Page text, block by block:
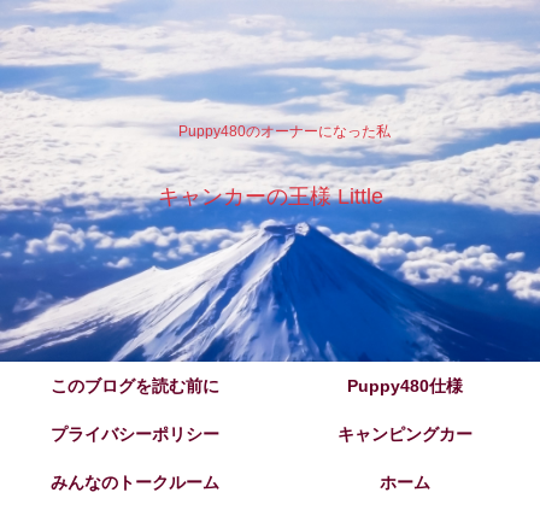
Puppy480のオーナーになった私
キャンカーの王様 Little
このブログを読む前に Puppy480仕様
プライバシーポリシー キャンピングカー
みんなのトークルーム
ホーム